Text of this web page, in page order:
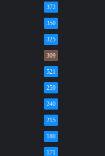
372
350
325
309
521
259
240
215
180
171